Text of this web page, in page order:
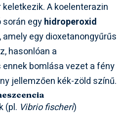
A koelenterazin
egyhidroperoxid
egy dioxetanongyűrűs
hasonlóan a
bomlása vezet a fény
jellemzően kék-zöld színű.
(pl. Vibrio fischeri)